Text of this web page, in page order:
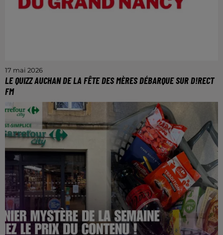
17 mai 2026
LE QUIZZ AUCHAN DE LA FÊTE DES MÈRES DÉBARQUE SUR D!RECT
FM
Venez gagner vos chèques cadeaux de 50€ pour
profiter de la fête des mères!